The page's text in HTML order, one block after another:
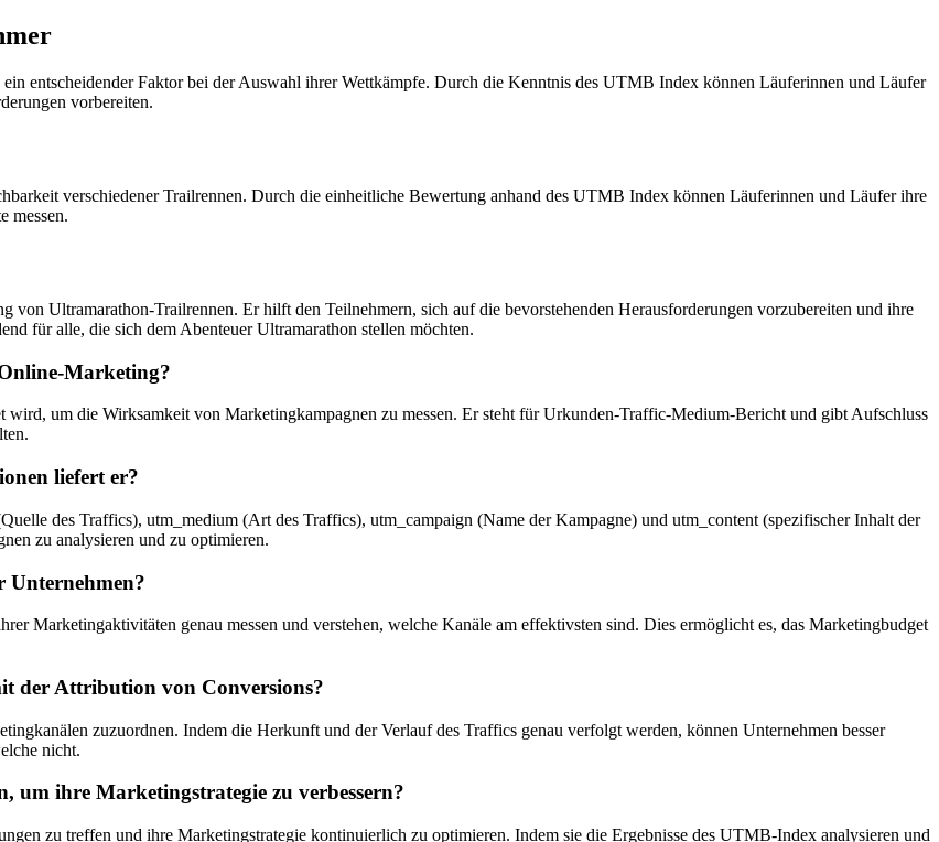
entscheidender Faktor bei der Auswahl ihrer Wettkämpfe. Durch die Kenntnis des UTMB Index können Läuferinnen und Läufer
vorbereiten.
verschiedener Trailrennen. Durch die einheitliche Bewertung anhand des UTMB Index können Läuferinnen und Läufer ihre
messen.
Ultramarathon-Trailrennen. Er hilft den Teilnehmern, sich auf die bevorstehenden Herausforderungen vorzubereiten und ihre
für alle, die sich dem Abenteuer Ultramarathon stellen möchten.
Marketing?
um die Wirksamkeit von Marketingkampagnen zu messen. Er steht für Urkunden-Traffic-Medium-Bericht und gibt Aufschluss
liefert er?
des Traffics), utm_medium (Art des Traffics), utm_campaign (Name der Kampagne) und utm_content (spezifischer Inhalt der
zu analysieren und zu optimieren.
Unternehmen?
Marketingaktivitäten genau messen und verstehen, welche Kanäle am effektivsten sind. Dies ermöglicht es, das Marketingbudget
der Attribution von Conversions?
zuzuordnen. Indem die Herkunft und der Verlauf des Traffics genau verfolgt werden, können Unternehmen besser
nicht.
um ihre Marketingstrategie zu verbessern?
zu treffen und ihre Marketingstrategie kontinuierlich zu optimieren. Indem sie die Ergebnisse des UTMB-Index analysieren und